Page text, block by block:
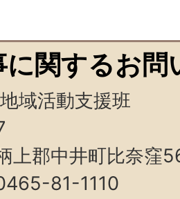
に関するお問
域活動支援班
上郡中井町比奈窪
81-1110